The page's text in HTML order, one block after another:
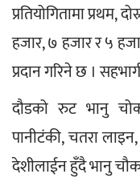
प्रतियोगितामा प्रथम,
हजार, ७ हजार र ५
प्रदान गरिने छ ।
दौडको रुट भानु
पानीटंकी, चतरा
देशीलाईन हुँदै भानु